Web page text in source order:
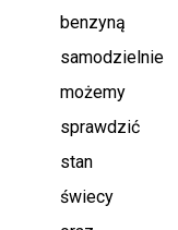
benzyną
samodzielnie
możemy
sprawdzić
stan
świecy